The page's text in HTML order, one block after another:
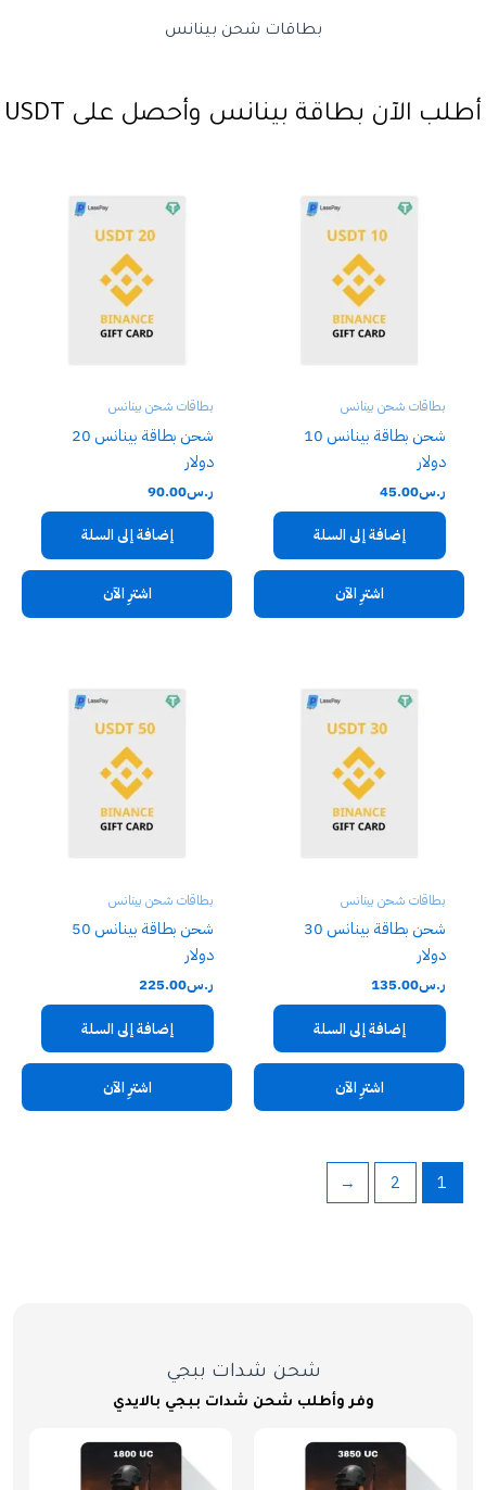
أطلب الآن بطاقة بينانس وأحصل على USDT
بطاقات شحن بينانس
بطاقات شحن بينانس
شحن بطاقة بينانس 10
دولار
ر.س45.00
إضافة إلى السلة
اشترِ الآن
بطاقات شحن بينانس
شحن بطاقة بينانس 20
دولار
ر.س90.00
إضافة إلى السلة
اشترِ الآن
بطاقات شحن بينانس
شحن بطاقة بينانس 30
دولار
ر.س135.00
إضافة إلى السلة
اشترِ الآن
بطاقات شحن بينانس
شحن بطاقة بينانس 50
دولار
ر.س225.00
إضافة إلى السلة
اشترِ الآن
1
2
←
شحن شدات ببجي
وفر وأطلب شحن شدات ببجي بالايدي